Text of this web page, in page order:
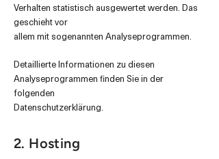
Verhalten statistisch ausgewertet werden. Das
geschieht vor
allem mit sogenannten Analyseprogrammen.
Detaillierte Informationen zu diesen
Analyseprogrammen finden Sie in der
folgenden
Datenschutzerklärung.
2. Hosting